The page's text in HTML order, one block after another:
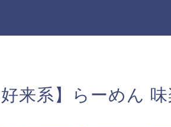
好来系】らーめん 味